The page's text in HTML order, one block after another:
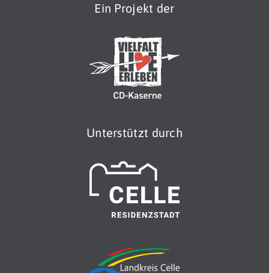
Ein Projekt der
Unterstützt durch